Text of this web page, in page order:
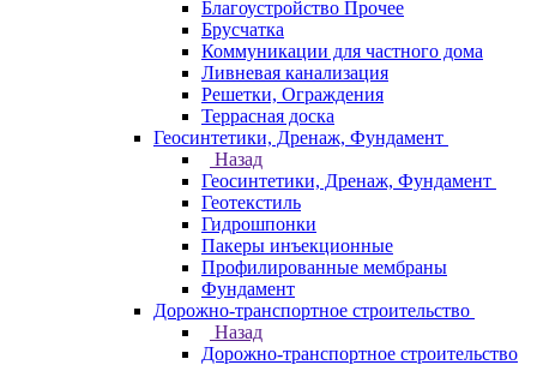
Благоустройство Прочее
Брусчатка
Коммуникации для частного дома
Ливневая канализация
Решетки, Ограждения
Террасная доска
Геосинтетики, Дренаж, Фундамент
Назад
Геосинтетики, Дренаж, Фундамент
Геотекстиль
Гидрошпонки
Пакеры инъекционные
Профилированные мембраны
Фундамент
Дорожно-транспортное строительство
Назад
Дорожно-транспортное строительство